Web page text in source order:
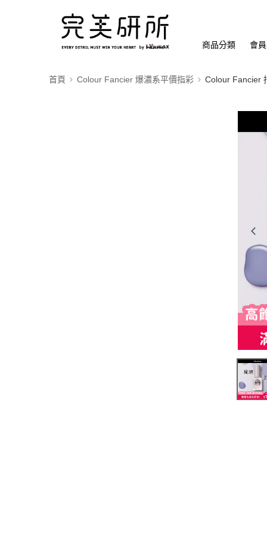
商品分類 會
首頁 Colour Fancier 爆濃系平價指彩 Colour Fancier